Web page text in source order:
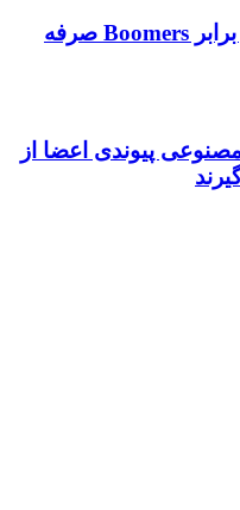
چرا Millennials ها باید دو برابر Boomers صرفه
پیوندی اعضا از